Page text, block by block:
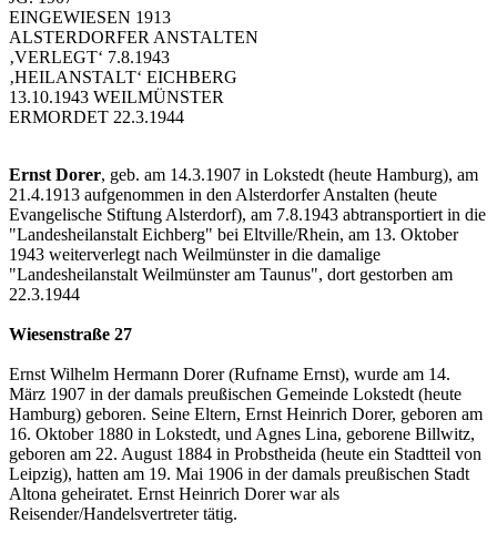
EINGEWIESEN 1913
ALSTERDORFER ANSTALTEN
‚VERLEGT‘ 7.8.1943
‚HEILANSTALT‘ EICHBERG
13.10.1943 WEILMÜNSTER
ERMORDET 22.3.1944
Ernst Dorer, geb. am 14.3.1907 in Lokstedt (heute Hamburg), am
21.4.1913 aufgenommen in den Alsterdorfer Anstalten (heute
Evangelische Stiftung Alsterdorf), am 7.8.1943 abtransportiert in die
"Landesheilanstalt Eichberg" bei Eltville/Rhein, am 13. Oktober
1943 weiterverlegt nach Weilmünster in die damalige
"Landesheilanstalt Weilmünster am Taunus", dort gestorben am
22.3.1944
Wiesenstraße 27
Ernst Wilhelm Hermann Dorer (Rufname Ernst), wurde am 14.
März 1907 in der damals preußischen Gemeinde Lokstedt (heute
Hamburg) geboren. Seine Eltern, Ernst Heinrich Dorer, geboren am
16. Oktober 1880 in Lokstedt, und Agnes Lina, geborene Billwitz,
geboren am 22. August 1884 in Probstheida (heute ein Stadtteil von
Leipzig), hatten am 19. Mai 1906 in der damals preußischen Stadt
Altona geheiratet. Ernst Heinrich Dorer war als
Reisender/Handelsvertreter tätig.